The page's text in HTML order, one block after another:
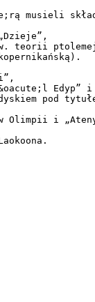
musieli
teorii
Edyp” i
pod
Olimpii i